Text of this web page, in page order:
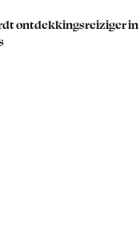
ontdekkingsreiziger in